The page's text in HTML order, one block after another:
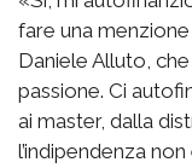
fare una
Daniele Alluto,
passione. Ci
ai master, dalla
l’indipendenza